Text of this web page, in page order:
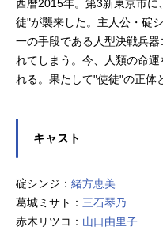
西暦2015年。第3新東京市
徒"が襲来した。主人公・碇
一の手段である人型決戦兵
れてしまう。今、人類の命
れる。果たして"使徒"の正
キャスト
碇シンジ： 緒方恵美
葛城ミサト： 三石琴乃
赤木リツコ： 山口由里子